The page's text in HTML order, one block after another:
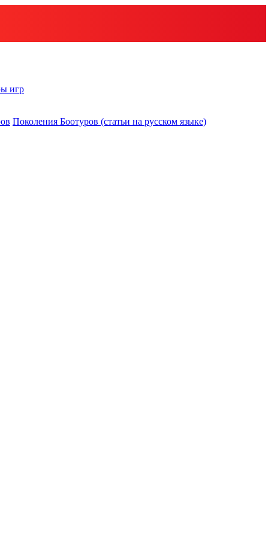
игр
Поколения Боотуров (статьи на русском языке)